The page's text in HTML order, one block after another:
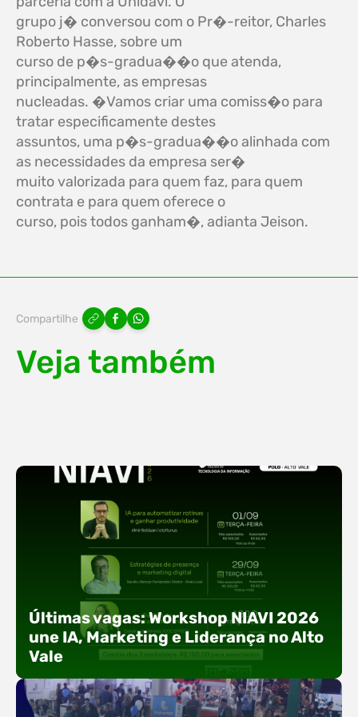
grupo j� conversou com o Pr�-reitor, Charles
Roberto Hasse, sobre um
curso de p�s-gradua��o que atenda,
principalmente, as empresas
nucleadas. �Vamos criar uma comiss�o para
tratar especificamente destes
assuntos, uma p�s-gradua��o alinhada com
as necessidades da empresa ser�
muito valorizada para quem faz, para quem
contrata e para quem oferece o
curso, pois todos ganham�, adianta Jeison.
Compartilhe
Veja também
Últimas vagas: Workshop NIAVI 2026
une IA, Marketing e Liderança no Alto
Vale